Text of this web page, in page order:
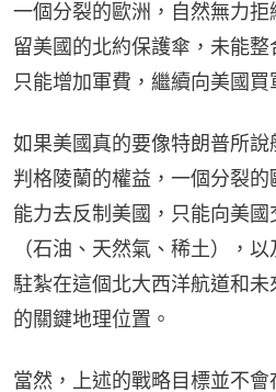
一個分裂的歐洲，自然無力
留美國的北約保護傘，未能
只能增加軍費，繼續向美國買
如果美國真的要像特朗普所
判格陵蘭的權益，一個分裂
能力去反制美國，只能向美
（石油、天然氣、稀土），
駐紮在這個北大西洋航道和
的關鍵地理位置。
當然，上述的戰略目標並不